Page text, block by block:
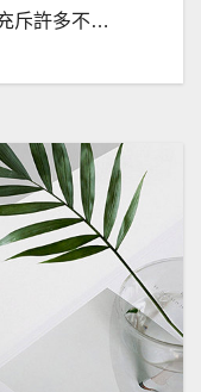
斥許多不…